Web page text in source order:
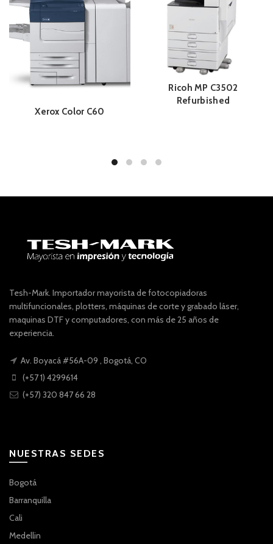
Xerox Color C60
Ricoh MP C3502
Refurbished
Tesh-Mark. Importador mayorista de fotocopiadoras
multifuncionales, plotters, máquinas de corte y grabado láser,
maquinas DTF y computadores, con más de 25 años de
experiencia.
Av. Boyacá #56A-09 , Bogotá, CO
(+57 1) 4299614
(+57) 320 847 66 28
NUESTRAS SEDES
Bogotá
Barranquilla
Cali
Medellin